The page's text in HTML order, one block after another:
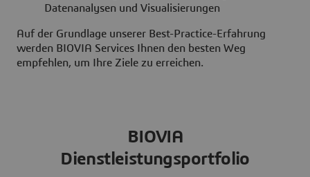
Datenanalysen und Visualisierungen
Auf der Grundlage unserer Best-Practice-Erfahrung
werden BIOVIA Services Ihnen den besten Weg
empfehlen, um Ihre Ziele zu erreichen.
BIOVIA
Dienstleistungsportfolio